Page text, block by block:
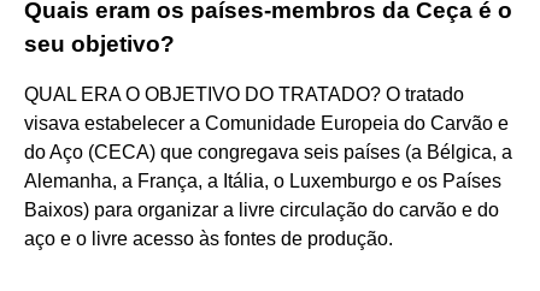
Quais eram os países-membros da Ceça é o
seu objetivo?
QUAL ERA O OBJETIVO DO TRATADO? O tratado
visava estabelecer a Comunidade Europeia do Carvão e
do Aço (CECA) que congregava seis países (a Bélgica, a
Alemanha, a França, a Itália, o Luxemburgo e os Países
Baixos) para organizar a livre circulação do carvão e do
aço e o livre acesso às fontes de produção.